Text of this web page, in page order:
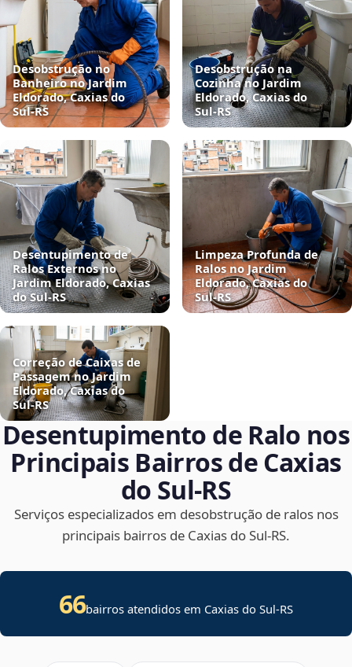
Desobstrução no
Banheiro no Jardim
Eldorado, Caxias do
Sul‑RS
Desobstrução na
Cozinha no Jardim
Eldorado, Caxias do
Sul‑RS
Desentupimento de
Ralos Externos no
Jardim Eldorado, Caxias
do Sul‑RS
Limpeza Profunda de
Ralos no Jardim
Eldorado, Caxias do
Sul‑RS
Correção de Caixas de
Passagem no Jardim
Eldorado, Caxias do
Sul‑RS
Desentupimento de Ralo nos
Principais Bairros de Caxias
do Sul‑RS
Serviços especializados em desobstrução de ralos nos
principais bairros de Caxias do Sul‑RS.
66bairros atendidos em Caxias do Sul-RS